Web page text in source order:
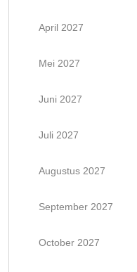
April 2027
Mei 2027
Juni 2027
Juli 2027
Augustus 2027
September 2027
October 2027